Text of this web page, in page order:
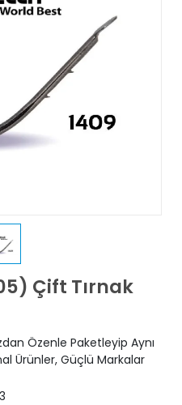
Çift Tırnak
Özenle Paketleyip Aynı
Ürünler, Güçlü Markalar